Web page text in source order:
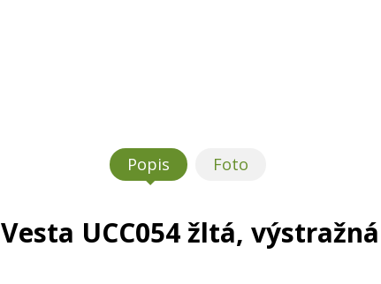
Popis Foto
Vesta UCC054 žltá, výstražná